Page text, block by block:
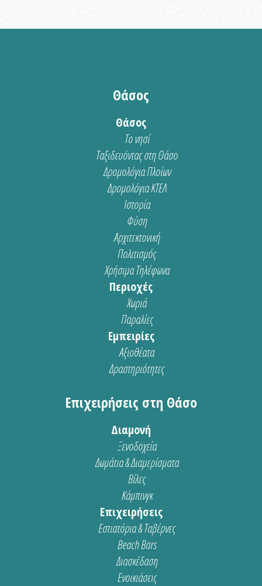
Θάσος
Θάσος
Το νησί
Ταξιδευόντας στη Θάσο
Δρομολόγια Πλοίων
Δρομολόγια ΚΤΕΛ
Ιστορία
Φύση
Αρχιτεκτονική
Πολιτισμός
Χρήσιμα Τηλέφωνα
Περιοχές
Χωριά
Παραλίες
Εμπειρίες
Αξιοθέατα
Δραστηριότητες
Επιχειρήσεις στη Θάσο
Διαμονή
Ξενοδοχεία
Δωμάτια & Διαμερίσματα
Βίλες
Κάμπινγκ
Επιχειρήσεις
Εστιατόρια & Ταβέρνες
Beach Bars
Διασκέδαση
Ενοικιάσεις